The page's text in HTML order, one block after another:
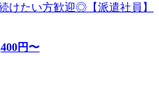
けたい方歓迎◎【派遣社員】
円〜